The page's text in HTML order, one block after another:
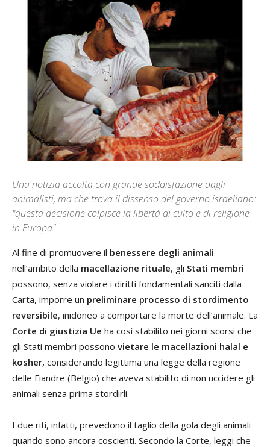
Una notizia accolta con grande soddisfazione dagli
animalisti, ma che trova il dissenso del governo israeliano:
"questa decisione colpisce la libertà di culto e di religione
in Europa"
Al fine di promuovere il benessere degli animali
nell’ambito della macellazione rituale, gli Stati membri
possono, senza violare i diritti fondamentali sanciti dalla
Carta, imporre un preliminare processo di stordimento
reversibile, inidoneo a comportare la morte dell’animale. La
Corte di giustizia Ue ha così stabilito nei giorni scorsi che
gli Stati membri possono vietare le macellazioni halal e
kosher, considerando legittima una legge della regione
delle Fiandre (Belgio) che aveva stabilito di non uccidere gli
animali senza prima stordirli.
I due riti, infatti, prevedono il taglio della gola degli animali
quando sono ancora coscienti. Secondo la Corte, leggi che